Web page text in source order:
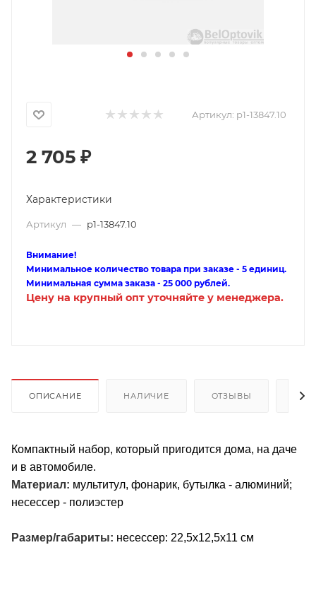
Артикул: p1-13847.10
2 705 ₽
Характеристики
Артикул — p1-13847.10
Внимание!
Минимальное количество товара при заказе - 5 единиц.
Минимальная сумма заказа - 25 000 рублей.
Цену на крупный опт уточняйте у менеджера.
ОПИСАНИЕ НАЛИЧИЕ ОТЗЫВЫ
Компактный набор, который пригодится дома, на даче
и в автомобиле.
Материал: мультитул, фонарик, бутылка - алюминий;
несессер - полиэстер
Размер/габариты: несессер: 22,5х12,5х11 см